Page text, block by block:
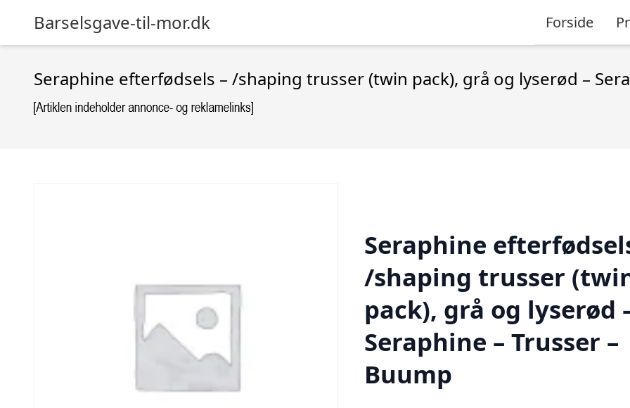
Barselsgave-til-mor.dk Forside
Seraphine efterfødsels – /shaping trusser (twin pack), grå og lyserød –
Seraphine
/shaping trusser
pack), grå og lyserød
Seraphine – Trusser –
Buump